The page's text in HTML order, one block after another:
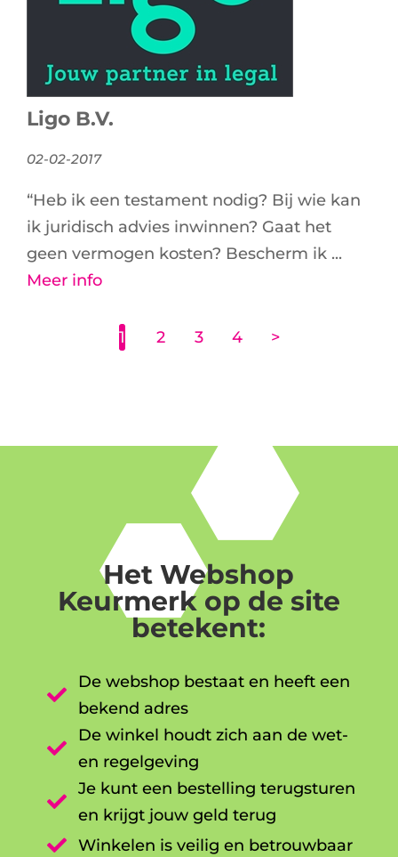
Ligo B.V.
02-02-2017
“Heb ik een testament nodig? Bij wie kan
ik juridisch advies inwinnen? Gaat het
geen vermogen kosten? Bescherm ik ...
Meer info
1 2 3 4 >
Het Webshop
Keurmerk op de site
betekent:

De webshop bestaat en heeft een
bekend adres

De winkel houdt zich aan de wet-
en regelgeving

Je kunt een bestelling terugsturen
en krijgt jouw geld terug

Winkelen is veilig en betrouwbaar